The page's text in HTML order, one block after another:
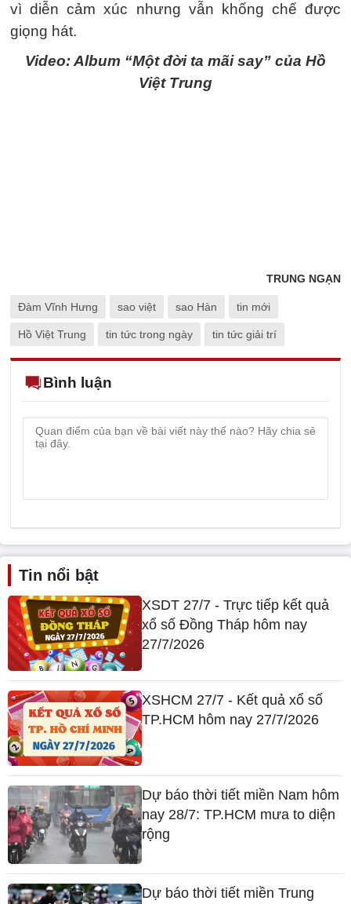
vì diễn cảm xúc nhưng vẫn khống chế được
giọng hát.
Video: Album “Một đời ta mãi say” của Hồ
Việt Trung
TRUNG NGẠN
Đàm Vĩnh Hưng sao việt sao Hàn tin mới
Hồ Việt Trung tin tức trong ngày tin tức giải trí
Bình luận
Tin nổi bật
XSDT 27/7 - Trực tiếp kết quả
xổ số Đồng Tháp hôm nay
27/7/2026
XSHCM 27/7 - Kết quả xổ số
TP.HCM hôm nay 27/7/2026
Dự báo thời tiết miền Nam hôm
nay 28/7: TP.HCM mưa to diện
rộng
Dự báo thời tiết miền Trung